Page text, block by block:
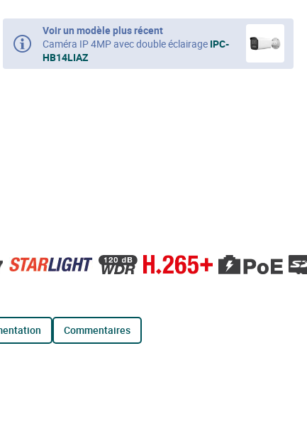
Voir un modèle plus récent
Caméra IP 4MP avec double éclairage IPC-
HB14LIAZ
commentaires